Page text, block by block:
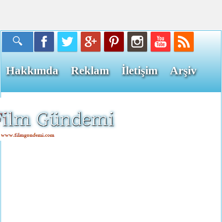
Hakkımda Reklam İletişim Arşiv